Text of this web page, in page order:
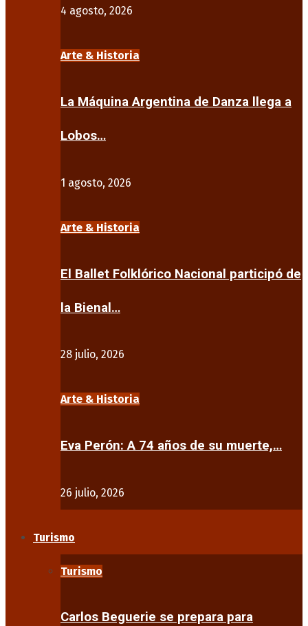
4 agosto, 2026
Arte & Historia
La Máquina Argentina de Danza llega a
Lobos…
1 agosto, 2026
Arte & Historia
El Ballet Folklórico Nacional participó de
la Bienal…
28 julio, 2026
Arte & Historia
Eva Perón: A 74 años de su muerte,…
26 julio, 2026
Turismo
Turismo
Carlos Beguerie se prepara para